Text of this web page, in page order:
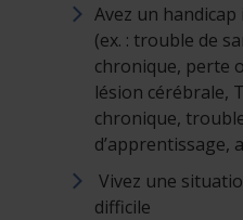
Avez un
(ex. : trouble de
chronique, perte
lésion cérébrale,
chronique,
d’apprentissage,
Vivez une
difficile